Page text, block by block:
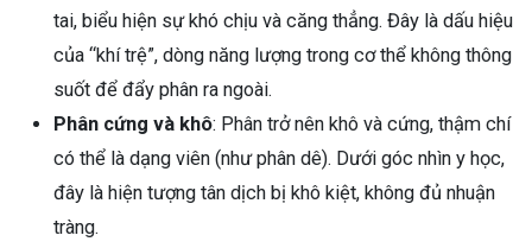
tai, biểu hiện sự khó chịu và căng thẳng. Đây là dấu hiệu
của “khí trệ”, dòng năng lượng trong cơ thể không thông
suốt để đẩy phân ra ngoài.
Phân cứng và khô: Phân trở nên khô và cứng, thậm chí
có thể là dạng viên (như phân dê). Dưới góc nhìn y học,
đây là hiện tượng tân dịch bị khô kiệt, không đủ nhuận
tràng.